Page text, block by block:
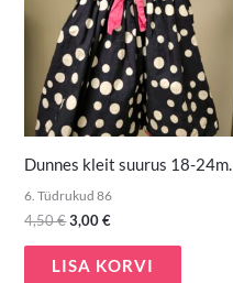
Dunnes kleit suurus 18-24m.
6. Tüdrukud 86
4,50€3,00€
LISA KORVI